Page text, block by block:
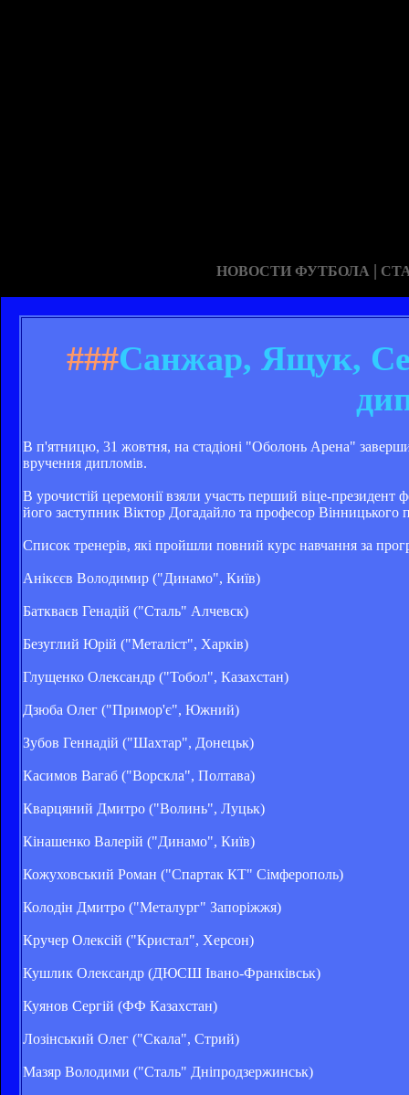
НОВОСТИ ФУТБОЛА |
###Санжар, Ящук,
В п'ятницю, 31 жовтня, на стадіоні "Оболонь Арена"
вручення дипломів.
В урочистій церемонії взяли участь перший віце-
його заступник Віктор Догадайло та професор Вінницького
Список тренерів, які пройшли повний курс навчання за
Анікєєв Володимир ("Динамо", Київ)
Баткваєв Генадій ("Сталь" Алчевск)
Безуглий Юрій ("Металіст", Харків)
Глущенко Олександр ("Тобол", Казахстан)
Дзюба Олег ("Примор'є", Южний)
Зубов Геннадій ("Шахтар", Донецьк)
Касимов Вагаб ("Ворскла", Полтава)
Кварцяний Дмитро ("Волинь", Луцьк)
Кінашенко Валерій ("Динамо", Київ)
Кожуховський Роман ("Спартак КТ" Сімферополь)
Колодін Дмитро ("Металург" Запоріжжя)
Кручер Олексій ("Кристал", Херсон)
Кушлик Олександр (ДЮСШ Івано-Франківськ)
Куянов Сергій (ФФ Казахстан)
Лозінський Олег ("Скала", Стрий)
Мазяр Володими ("Сталь" Дніпродзержинськ)